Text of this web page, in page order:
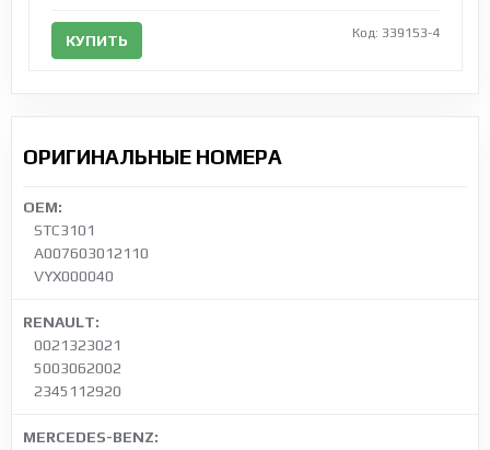
КУПИТЬ Код: 339153-4
ОРИГИНАЛЬНЫЕ НОМЕРА
OEM:
STC3101
A007603012110
VYX000040
RENAULT:
0021323021
5003062002
2345112920
MERCEDES-BENZ: